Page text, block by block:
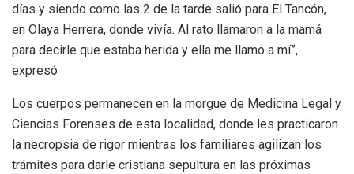
días y siendo como las 2 de la tarde salió para El Tancón,
en Olaya Herrera, donde vivía. Al rato llamaron a la mamá
para decirle que estaba herida y ella me llamó a mí”,
expresó
Los cuerpos permanecen en la morgue de Medicina Legal y
Ciencias Forenses de esta localidad, donde les practicaron
la necropsia de rigor mientras los familiares agilizan los
trámites para darle cristiana sepultura en las próximas